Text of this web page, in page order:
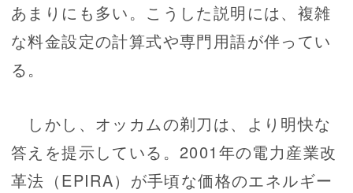
あまりにも多い。こうした説明には、複雑
な料金設定の計算式や専門用語が伴ってい
る。
しかし、オッカムの剃刀は、より明快な
答えを提示している。2001年の電力産業改
革法（EPIRA）が手頃な価格のエネルギー